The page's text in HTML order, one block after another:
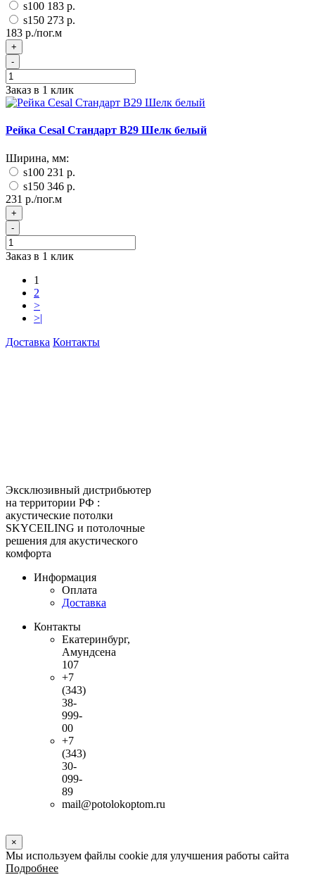
s100 183 р.
s150 273 р.
183 р./пог.м
+
-
Заказ в 1 клик
Рейка Cesal Стандарт B29 Шелк белый
Ширина, мм:
s100 231 р.
s150 346 р.
231 р./пог.м
+
-
Заказ в 1 клик
1
2
>
>|
Доставка Контакты
Эксклюзивный дистрибьютер
на территории РФ :
акустические потолки
SKYCEILING и потолочные
решения для акустического
комфорта
Информация
Оплата
Доставка
Контакты
Екатеринбург,
Амундсена
107
+7
(343)
38-
999-
00
+7
(343)
30-
099-
89
mail@potolokoptom.ru
×
Мы используем файлы cookie для улучшения работы сайта
Подробнее